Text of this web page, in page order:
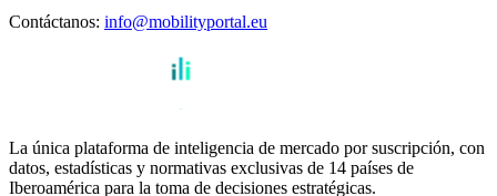
Contáctanos: info@mobilityportal.eu
La única plataforma de inteligencia de mercado por suscripción, con
datos, estadísticas y normativas exclusivas de 14 países de
Iberoamérica para la toma de decisiones estratégicas.